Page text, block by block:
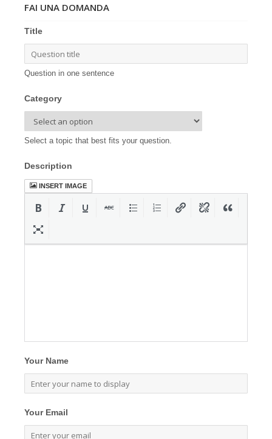
FAI UNA DOMANDA
Title
Question in one sentence
Category
Select a topic that best fits your question.
Description
INSERT IMAGE
Your Name
Your Email